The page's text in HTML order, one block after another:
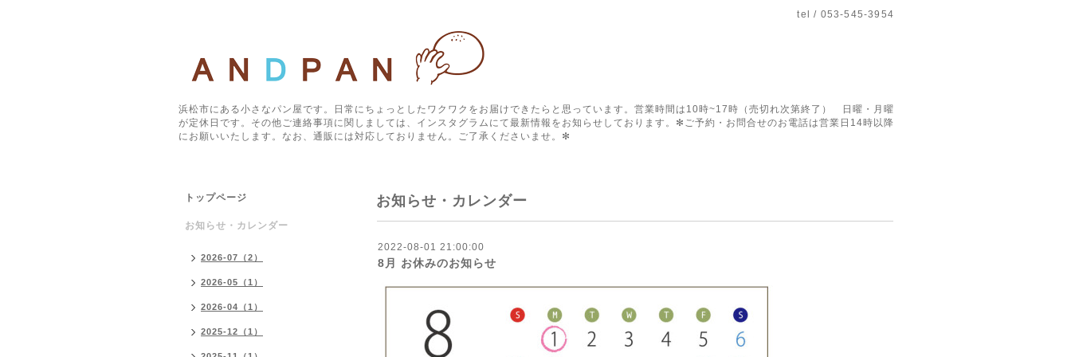
tel / 053-545-3954
浜松市にある小さなパン屋です。日常にちょっとしたワクワクをお届けできたらと思っています。営業時間は10時~17時（売切れ次第終了） 日曜・月曜
が定休日です。その他ご連絡事項に関しましては、インスタグラムにて最新情報をお知らせしております。✻ご予約・お問合せのお電話は営業日14時以降
にお願いいたします。なお、通販には対応しておりません。ご了承くださいませ。✻
お知らせ・カレンダー
2022-08-01 21:00:00
8月 お休みのお知らせ
トップページ
お知らせ・カレンダー
2026-07（2）
2026-05（1）
2026-04（1）
2025-12（1）